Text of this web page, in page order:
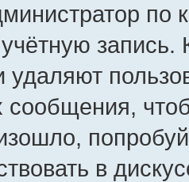
по
запись.
удаляют
сообщения,
в